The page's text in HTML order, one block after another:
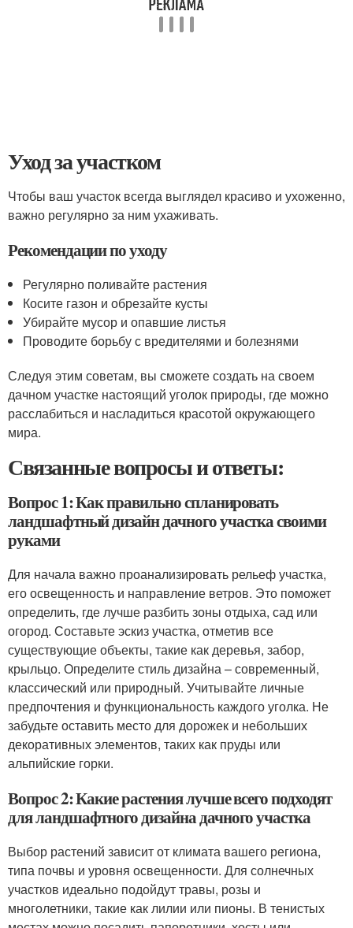
Уход за участком
Чтобы ваш участок всегда выглядел красиво и ухоженно,
важно регулярно за ним ухаживать.
Рекомендации по уходу
Регулярно поливайте растения
Косите газон и обрезайте кусты
Убирайте мусор и опавшие листья
Проводите борьбу с вредителями и болезнями
Следуя этим советам, вы сможете создать на своем
дачном участке настоящий уголок природы, где можно
расслабиться и насладиться красотой окружающего
мира.
Связанные вопросы и ответы:
Вопрос 1: Как правильно спланировать
ландшафтный дизайн дачного участка своими
руками
Для начала важно проанализировать рельеф участка,
его освещенность и направление ветров. Это поможет
определить, где лучше разбить зоны отдыха, сад или
огород. Составьте эскиз участка, отметив все
существующие объекты, такие как деревья, забор,
крыльцо. Определите стиль дизайна – современный,
классический или природный. Учитывайте личные
предпочтения и функциональность каждого уголка. Не
забудьте оставить место для дорожек и небольших
декоративных элементов, таких как пруды или
альпийские горки.
Вопрос 2: Какие растения лучше всего подходят
для ландшафтного дизайна дачного участка
Выбор растений зависит от климата вашего региона,
типа почвы и уровня освещенности. Для солнечных
участков идеально подойдут травы, розы и
многолетники, такие как лилии или пионы. В тенистых